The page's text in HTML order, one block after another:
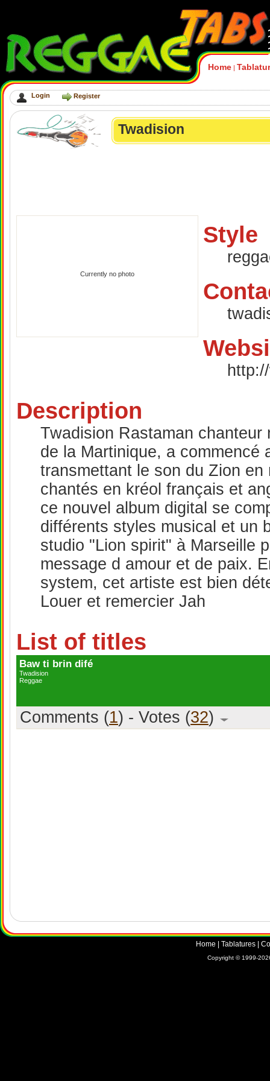
Home |
Login Register
Twadision
Currently no photo
Style
Description
Twadision Rastaman chanteur
de la Martinique, a commencé
transmettant le son du Zion
chantés en kréol français et
ce nouvel album digital se
différents styles musical et un
studio "Lion spirit" à Marseille
message d amour et de paix.
system, cet artiste est bien
Louer et remercier Jah
List of titles
Baw ti brin difé
Twadision
Reggae
Comments (1) - Votes (32)
Home Tablatures|
Copyright © 1999-